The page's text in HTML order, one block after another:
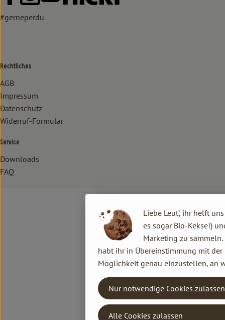
#gerneperdu
Rechtliches
AGB
Impressum
Datenschutz
Widerruf-Formular
Service
Downloads
FAQ
Liebe Leut', ihr helft
es sogar Bio-Kekse!)
Marketing zu
habt ihr in Übereinstimmung mit
Möglichkeit genau einzustellen, an
Nur notwendige Cookies zulassen
Alle Cookies zulassen